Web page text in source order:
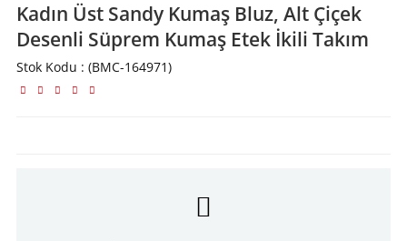
Kadın Üst Sandy Kumaş Bluz, Alt Çiçek
Desenli Süprem Kumaş Etek İkili Takım
Stok Kodu (BMC-164971)